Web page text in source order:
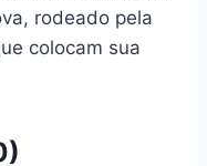
rodeado pela
colocam sua